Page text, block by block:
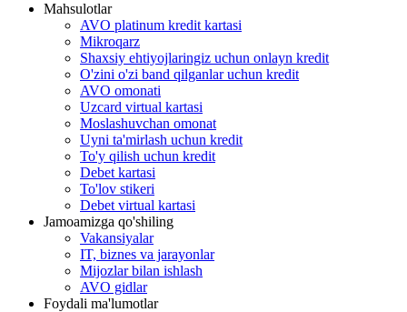
Mahsulotlar
AVO platinum kredit kartasi
Mikroqarz
Shaxsiy ehtiyojlaringiz uchun onlayn kredit
O'zini o'zi band qilganlar uchun kredit
AVO omonati
Uzcard virtual kartasi
Moslashuvchan omonat
Uyni ta'mirlash uchun kredit
To'y qilish uchun kredit
Debet kartasi
To'lov stikeri
Debet virtual kartasi
Jamoamizga qo'shiling
Vakansiyalar
IT, biznes va jarayonlar
Mijozlar bilan ishlash
AVO gidlar
Foydali ma'lumotlar